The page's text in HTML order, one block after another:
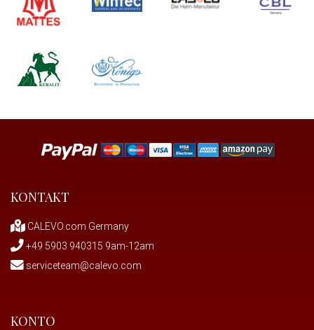
KONTAKT
CALEVO.com Germany
+49 5903 940315 9am-12am
serviceteam@calevo.com
KONTO